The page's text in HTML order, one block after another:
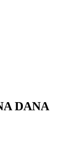
DANA